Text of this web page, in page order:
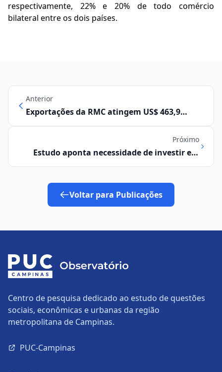
respectivamente, 22% e 20% de todo comércio
bilateral entre os dois países.
Anterior
Exportações da RMC atingem US$ 463,9
milhões em março
Próximo
Estudo aponta necessidade de investir em
desenvolvimento de fornecedores nacionais
Voltar para Publicações
Centro de pesquisa dedicado ao estudo de questões
sociais, econômicas e urbanas da região
metropolitana de Campinas.
PUC-Campinas